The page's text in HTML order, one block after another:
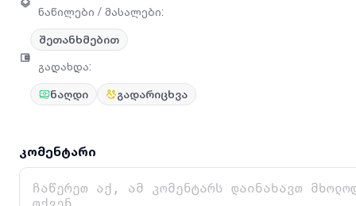
ნაწილები / მასალები:
შეთანხმებით
გადახდა:
ნაღდი გადარიცხვა
კომენტარი